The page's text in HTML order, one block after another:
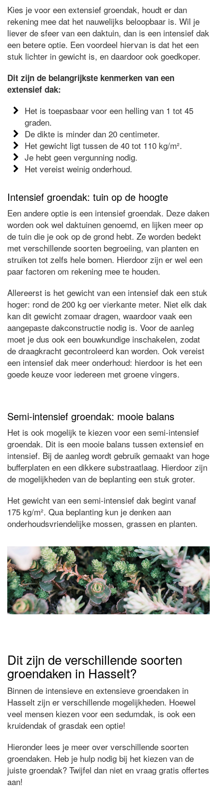
Kies je voor een extensief groendak, houdt er dan
rekening mee dat het nauwelijks beloopbaar is. Wil je
liever de sfeer van een daktuin, dan is een intensief dak
een betere optie. Een voordeel hiervan is dat het een
stuk lichter in gewicht is, en daardoor ook goedkoper.
Dit zijn de belangrijkste kenmerken van een
extensief dak:
Het is toepasbaar voor een helling van 1 tot 45
graden.
De dikte is minder dan 20 centimeter.
Het gewicht ligt tussen de 40 tot 110 kg/m².
Je hebt geen vergunning nodig.
Het vereist weinig onderhoud.
Intensief groendak: tuin op de hoogte
Een andere optie is een intensief groendak. Deze daken
worden ook wel daktuinen genoemd, en lijken meer op
de tuin die je ook op de grond hebt. Ze worden bedekt
met verschillende soorten begroeiing, van planten en
struiken tot zelfs hele bomen. Hierdoor zijn er wel een
paar factoren om rekening mee te houden.
Allereerst is het gewicht van een intensief dak een stuk
hoger: rond de 200 kg oer vierkante meter. Niet elk dak
kan dit gewicht zomaar dragen, waardoor vaak een
aangepaste dakconstructie nodig is. Voor de aanleg
moet je dus ook een bouwkundige inschakelen, zodat
de draagkracht gecontroleerd kan worden. Ook vereist
een intensief dak meer onderhoud: hierdoor is het een
goede keuze voor iedereen met groene vingers.
Semi-intensief groendak: mooie balans
Het is ook mogelijk te kiezen voor een semi-intensief
groendak. Dit is een mooie balans tussen extensief en
intensief. Bij de aanleg wordt gebruik gemaakt van hoge
bufferplaten en een dikkere substraatlaag. Hierdoor zijn
de mogelijkheden van de beplanting een stuk groter.
Het gewicht van een semi-intensief dak begint vanaf
175 kg/m². Qua beplanting kun je denken aan
onderhoudsvriendelijke mossen, grassen en planten.
Dit zijn de verschillende soorten
groendaken in Hasselt?
Binnen de intensieve en extensieve groendaken in
Hasselt zijn er verschillende mogelijkheden. Hoewel
veel mensen kiezen voor een sedumdak, is ook een
kruidendak of grasdak een optie!
Hieronder lees je meer over verschillende soorten
groendaken. Heb je hulp nodig bij het kiezen van de
juiste groendak? Twijfel dan niet en vraag gratis offertes
aan!